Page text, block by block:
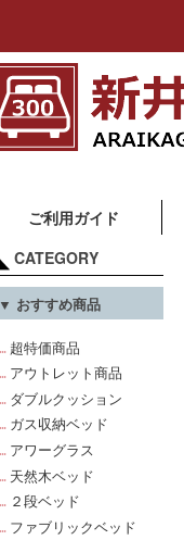
ご利用ガイド
CATEGORY
▼ おすすめ商品
超特価商品
アウトレット商品
ダブルクッション
ガス収納ベッド
アワーグラス
天然木ベッド
２段ベッド
ファブリックベッド